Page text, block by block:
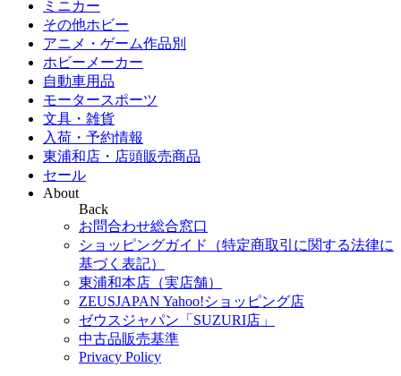
ミニカー
その他ホビー
アニメ・ゲーム作品別
ホビーメーカー
自動車用品
モータースポーツ
文具・雑貨
入荷・予約情報
東浦和店・店頭販売商品
セール
About
Back
お問合わせ総合窓口
ショッピングガイド（特定商取引に関する法律に
基づく表記）
東浦和本店（実店舗）
ZEUSJAPAN Yahoo!ショッピング店
ゼウスジャパン「SUZURI店」
中古品販売基準
Privacy Policy